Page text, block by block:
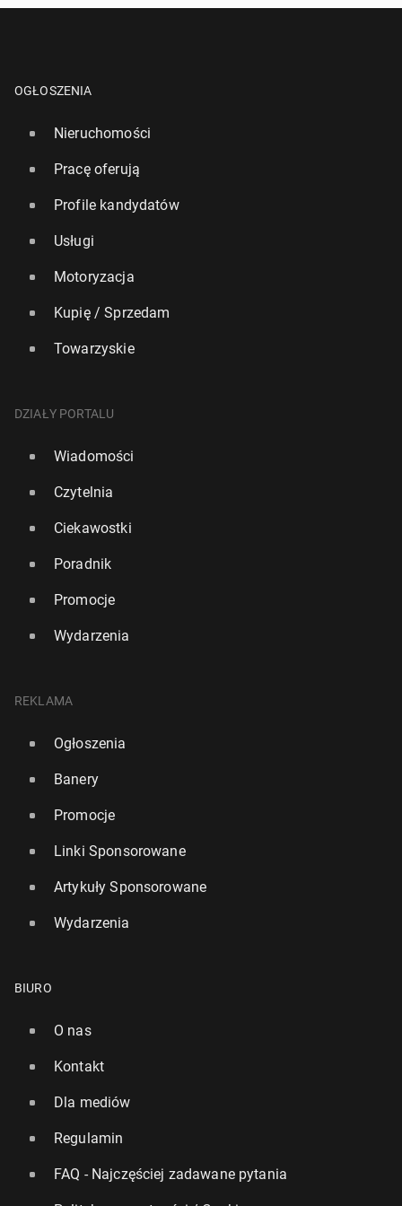
OGŁOSZENIA
Nieruchomości
Pracę oferują
Profile kandydatów
Usługi
Motoryzacja
Kupię / Sprzedam
Towarzyskie
DZIAŁY PORTALU
Wiadomości
Czytelnia
Ciekawostki
Poradnik
Promocje
Wydarzenia
REKLAMA
Ogłoszenia
Banery
Promocje
Linki Sponsorowane
Artykuły Sponsorowane
Wydarzenia
BIURO
O nas
Kontakt
Dla mediów
Regulamin
FAQ - Najczęściej zadawane pytania